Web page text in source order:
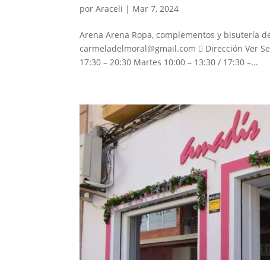
porAraceli | Mar 7, 2024
Arena Arena Ropa, complementos y bisutería
carmeladelmoral@gmail.com  Dirección Ver
17:30 – 20:30 Martes 10:00 – 13:30 / 17:30 –...